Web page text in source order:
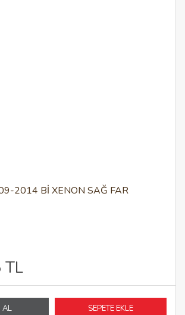
2014 BI XENON SAĞ FAR
TL
AL SEPETE EKLE